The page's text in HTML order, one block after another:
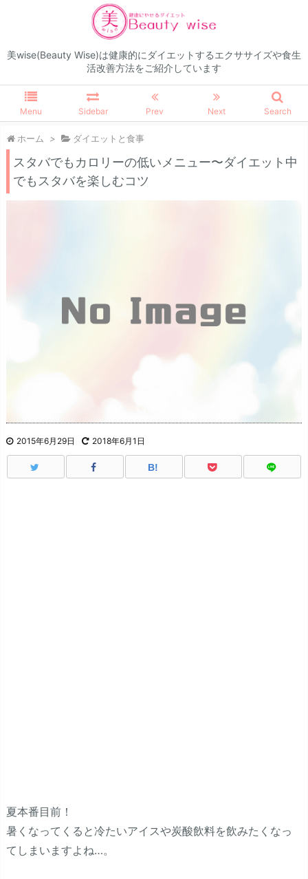
美wise(Beauty Wise)は健康的にダイエットするエクササイズや食生
活改善方法をご紹介しています
Menu Sidebar Prev Next Search
ホーム > ダイエットと食事
スタバでもカロリーの低いメニュー〜ダイエット中
でもスタバを楽しむコツ
2015年6月29日 2018年6月1日
B!
夏本番目前！
暑くなってくると冷たいアイスや炭酸飲料を飲みたくなっ
てしまいますよね…。